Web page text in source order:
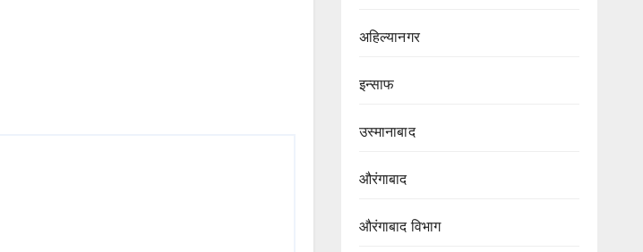
अहिल्यानगर
इन्साफ
उस्मानाबाद
औरंगाबाद
औरंगाबाद विभाग‌